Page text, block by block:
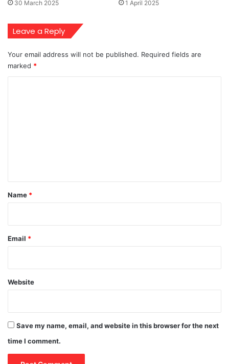
30 March 2025 1 April 2025
Leave a Reply
Your email address will not be published. Required fields are
marked *
*
Name *
Email *
Website
Save my name, email, and website in this browser for the next
time I comment.